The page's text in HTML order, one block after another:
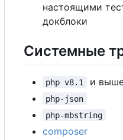
настоящими
докблоки
Системные
php v8.1 и
php-json
php-mbstring
composer